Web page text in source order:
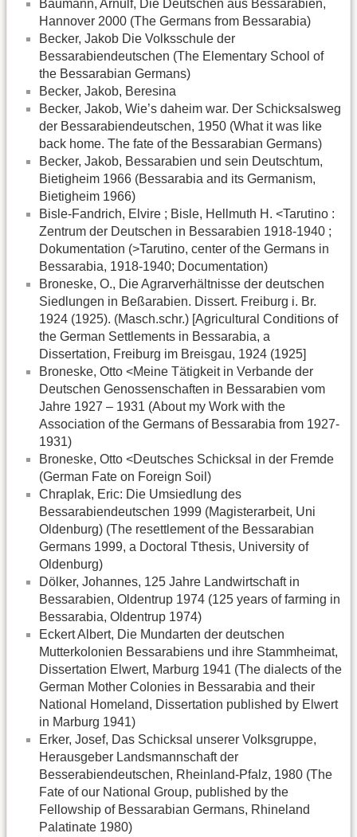
Baumann, Arnulf, Die Deutschen aus Bessarabien,
Hannover 2000 (The Germans from Bessarabia)
Becker, Jakob Die Volksschule der
Bessarabiendeutschen (The Elementary School of
the Bessarabian Germans)
Becker, Jakob, Beresina
Becker, Jakob, Wie’s daheim war. Der Schicksalsweg
der Bessarabiendeutschen, 1950 (What it was like
back home. The fate of the Bessarabian Germans)
Becker, Jakob, Bessarabien und sein Deutschtum,
Bietigheim 1966 (Bessarabia and its Germanism,
Bietigheim 1966)
Bisle-Fandrich, Elvire ; Bisle, Hellmuth H. <Tarutino :
Zentrum der Deutschen in Bessarabien 1918-1940 ;
Dokumentation (>Tarutino, center of the Germans in
Bessarabia, 1918-1940; Documentation)
Broneske, O., Die Agrarverhältnisse der deutschen
Siedlungen in Beßarabien. Dissert. Freiburg i. Br.
1924 (1925). (Masch.schr.) [Agricultural Conditions of
the German Settlements in Bessarabia, a
Dissertation, Freiburg im Breisgau, 1924 (1925]
Broneske, Otto <Meine Tätigkeit in Verbande der
Deutschen Genossenschaften in Bessarabien vom
Jahre 1927 – 1931 (About my Work with the
Association of the Germans of Bessarabia from 1927-
1931)
Broneske, Otto <Deutsches Schicksal in der Fremde
(German Fate on Foreign Soil)
Chraplak, Eric: Die Umsiedlung des
Bessarabiendeutschen 1999 (Magisterarbeit, Uni
Oldenburg) (The resettlement of the Bessarabian
Germans 1999, a Doctoral Tthesis, University of
Oldenburg)
Dölker, Johannes, 125 Jahre Landwirtschaft in
Bessarabien, Oldentrup 1974 (125 years of farming in
Bessarabia, Oldentrup 1974)
Eckert Albert, Die Mundarten der deutschen
Mutterkolonien Bessarabiens und ihre Stammheimat,
Dissertation Elwert, Marburg 1941 (The dialects of the
German Mother Colonies in Bessarabia and their
National Homeland, Dissertation published by Elwert
in Marburg 1941)
Erker, Josef, Das Schicksal unserer Volksgruppe,
Herausgeber Landsmannschaft der
Besserabiendeutschen, Rheinland-Pfalz, 1980 (The
Fate of our National Group, published by the
Fellowship of Bessarabian Germans, Rhineland
Palatinate 1980)